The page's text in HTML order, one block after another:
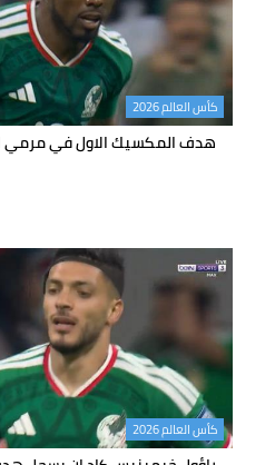
كأس العالم 2026
هدف المكسيك الاول في مرمي
كأس العالم 2026